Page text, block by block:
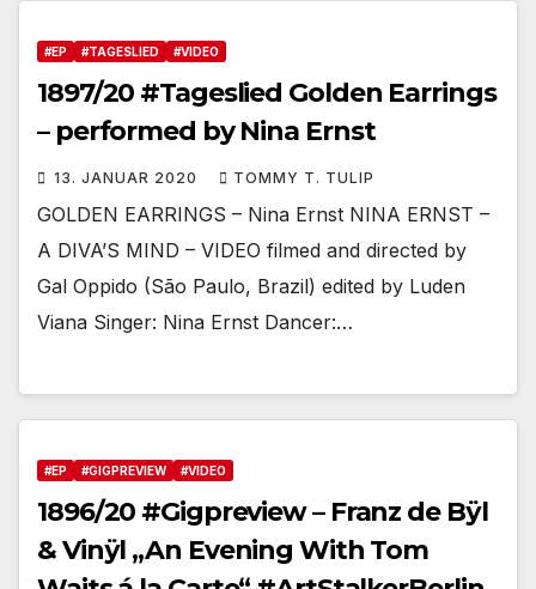
#EP #TAGESLIED #VIDEO
1897/20 #Tageslied Golden Earrings
– performed by Nina Ernst
13. JANUAR 2020 TOMMY T. TULIP
GOLDEN EARRINGS – Nina Ernst NINA ERNST –
A DIVA’S MIND – VIDEO filmed and directed by
Gal Oppido (São Paulo, Brazil) edited by Luden
Viana Singer: Nina Ernst Dancer:…
#EP #GIGPREVIEW #VIDEO
1896/20 #Gigpreview – Franz de Bÿl
& Vinÿl „An Evening With Tom